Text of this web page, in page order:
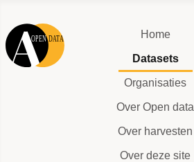
Home
Datasets
Organisaties
Over Open data
Over harvesten
Over deze site